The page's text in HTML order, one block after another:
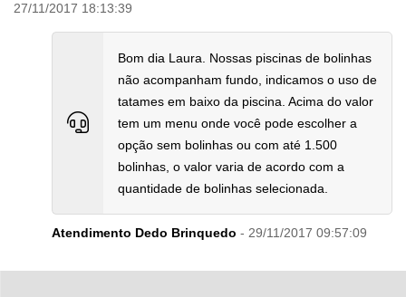
27/11/2017 18:13:39
Bom dia Laura. Nossas piscinas de bolinhas
não acompanham fundo, indicamos o uso de
tatames em baixo da piscina. Acima do valor
tem um menu onde você pode escolher a
opção sem bolinhas ou com até 1.500
bolinhas, o valor varia de acordo com a
quantidade de bolinhas selecionada.
Atendimento Dedo Brinquedo - 29/11/2017 09:57:09